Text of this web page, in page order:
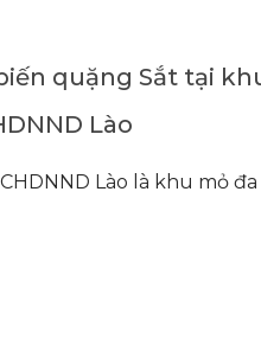
quặng Sắt tại
Lào
Lào là khu mỏ